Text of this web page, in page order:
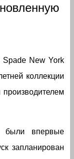
New York
коллекции
были впервые
запланирован